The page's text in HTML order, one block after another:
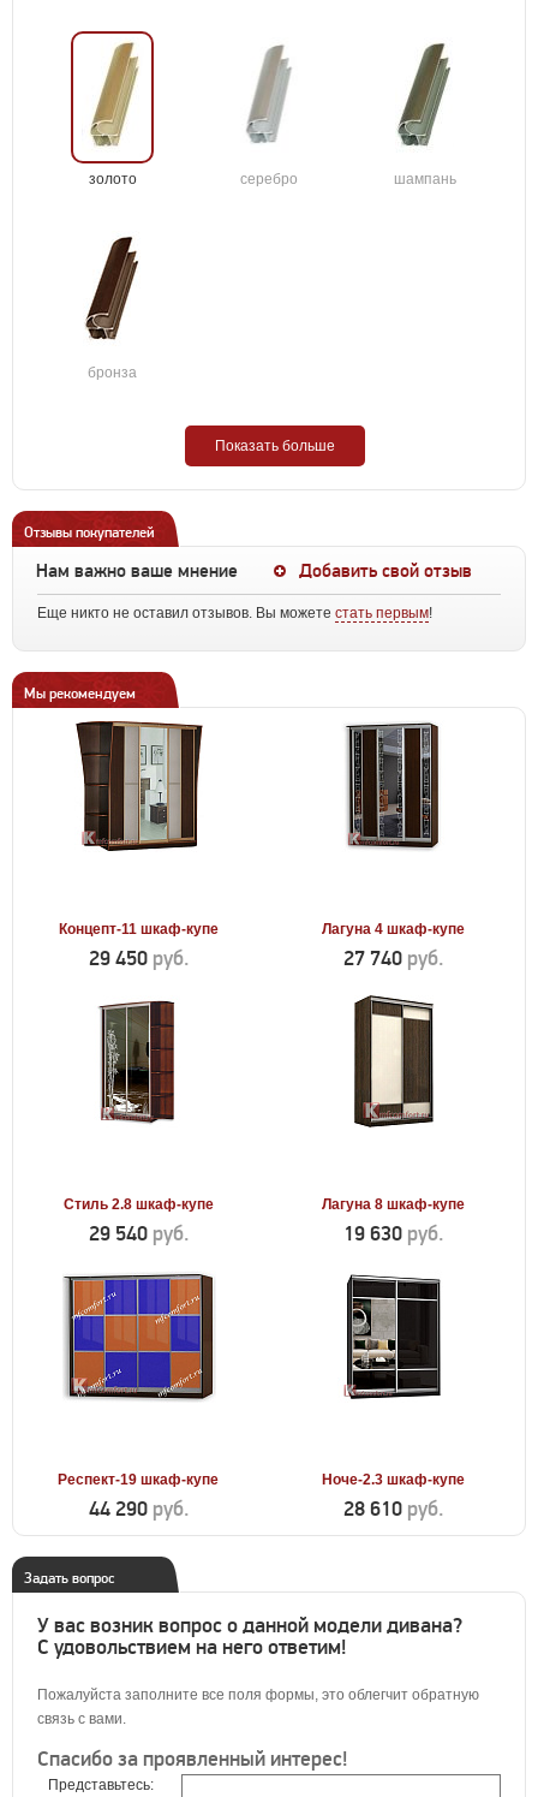
золото серебро шампань
бронза
Показать больше
Отзывы покупателей
Нам важно ваше мнение Добавить свой отзыв
Еще никто не оставил отзывов. Вы можете стать первым!
Мы рекомендуем
Концепт-11 шкаф-купе
29 450 руб.
Лагуна 4 шкаф-купе
27 740 руб.
Стиль 2.8 шкаф-купе
29 540 руб.
Лагуна 8 шкаф-купе
19 630 руб.
Респект-19 шкаф-купе
44 290 руб.
Ноче-2.3 шкаф-купе
28 610 руб.
Задать вопрос
У вас возник вопрос о данной модели дивана?
С удовольствием на него ответим!
Пожалуйста заполните все поля формы, это облегчит обратную
связь с вами.
Спасибо за проявленный интерес!
Представьтесь: